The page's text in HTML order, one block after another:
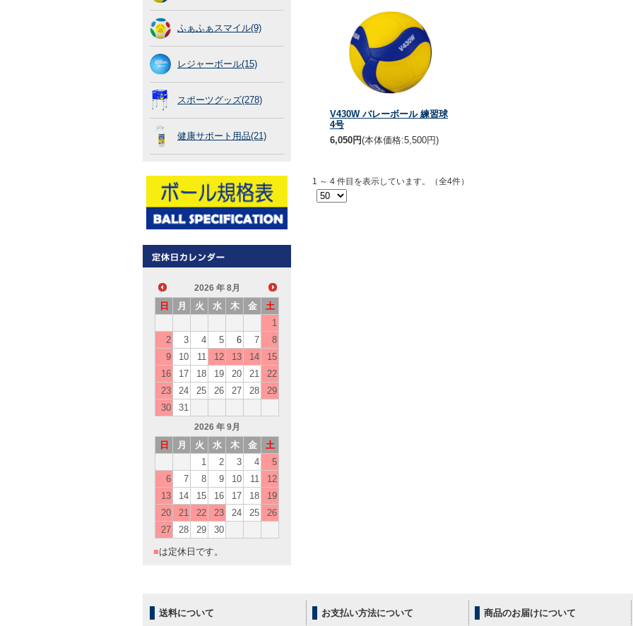
ふぁふぁスマイル(9)
レジャーボール(15)
スポーツグッズ(278)
健康サポート用品(21)
2026 年 8月
日 月 火 水 木 金
土
1
2
3 4 5 6 7
8
9
10 11 12 13 14
15
16
17 18 19 20 21
22
23
24 25 26 27 28
29
30
31
2026 年 9月
日 月 火 水 木 金
土
1
2 3 4
5
6
7 8 9 10 11
12
13
14 15 16 17 18
19
20
21 22 23 24 25
26
27
28 29 30
■は定休日です。
V430W バレーボール 練習球
4号
6,050円(本体価格:5,500円)
1 ～ 4 件目を表示しています。（全4件）
送料について お支払い方法について 商品のお届けについて